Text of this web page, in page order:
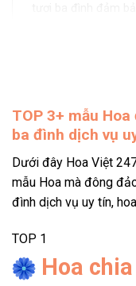
Đặt hoa nhanh
Như những thông
xúc, sẻ chia niềm vui
đáng nhớ của cuộc
hành cùng bạn trong
Những đóa hoa rực
gắm niềm vui và sự
TOP 3+ mẫu
ba đình dịch vụ
Dưới đây Hoa Việt
mẫu Hoa mà đông
đình dịch vụ uy tín,
TOP 1
Hoa
10 phút trước